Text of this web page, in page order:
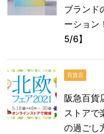
ブランド
ーション
5/6】
百貨店
阪急百貨
ストアで
の過ごし